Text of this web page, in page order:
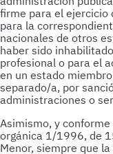
firme para el ejercicio
para la
nacionales de otros
haber sido
profesional o para el
en un estado
separado/a, por
administraciones o
Asimismo, y
orgánica 1/1996, de
Menor, siempre que